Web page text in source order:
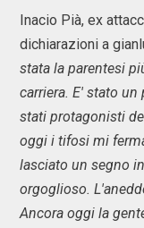
Inacio Pià, ex
dichiarazioni a
stata la parentesi
carriera. E' stato
stati protagonisti
oggi i tifosi mi
lasciato un segno
orgoglioso.
Ancora oggi la